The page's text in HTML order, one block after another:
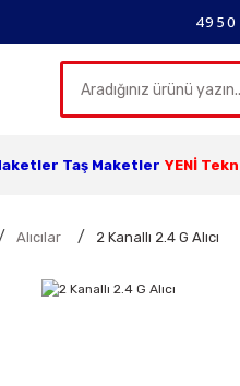
4950
Taş Maketler YENİ
Alıcılar 2 Kanallı 2.4 G Alıcı